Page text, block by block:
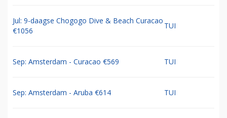
Jul: 9-daagse Chogogo Dive & Beach Curacao
€1056
TUI
Sep: Amsterdam - Curacao €569 TUI
Sep: Amsterdam - Aruba €614 TUI